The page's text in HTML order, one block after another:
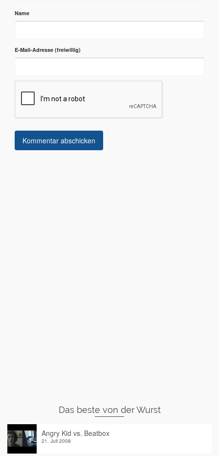
Name
E-Mail-Adresse
Das beste von der Wurst
Angry Kid vs. Beatbox
21. Juli 2008